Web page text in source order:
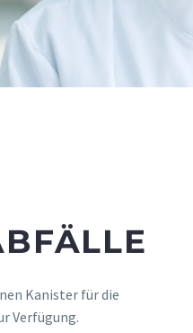
Kanis­ter für die
Verfügung.